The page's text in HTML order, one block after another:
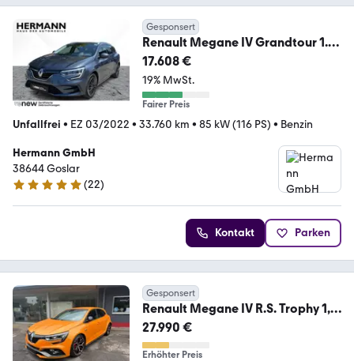
Gesponsert
Renault Megane IV Grandtour 1.3
TCe 115 GPF Zen LED*PDC
17.608 €
19% MwSt.
Fairer Preis
Unfallfrei • EZ 03/2022 • 33.760 km • 85 kW (116 PS) • Benzin
Hermann GmbH
38644 Goslar
5 Sterne
(22)
Kontakt Parken
Gesponsert
Renault Megane IV R.S. Trophy 1,8
TCE 300
27.990 €
Erhöhter Preis